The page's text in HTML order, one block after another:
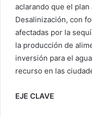
aclarando que el
Desalinización, con
afectadas por la
la producción de
inversión para el
recurso en las
EJE CLAVE